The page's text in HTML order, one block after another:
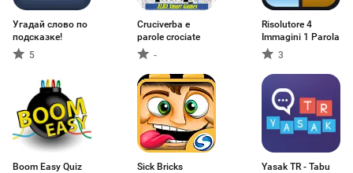
Угадай слово по
подсказке!
5
Cruciverba e
parole crociate
-
Risolutore 4
Immagini 1 Parola
3
Boom Easy Quiz
Sick Bricks Yasak TR - Tabu